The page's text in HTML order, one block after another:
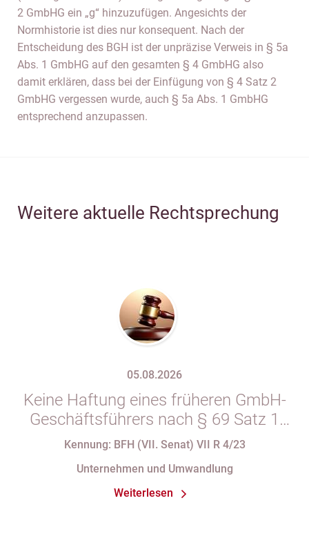
2 GmbHG ein „g“ hinzuzufügen. Angesichts der
Normhistorie ist dies nur konsequent. Nach der
Entscheidung des BGH ist der unpräzise Verweis in § 5a
Abs. 1 GmbHG auf den gesamten § 4 GmbHG also
damit erklären, dass bei der Einfügung von § 4 Satz 2
GmbHG vergessen wurde, auch § 5a Abs. 1 GmbHG
entsprechend anzupassen.
Weitere aktuelle Rechtsprechung
05.08.2026
Keine Haftung eines früheren GmbH-
Geschäftsführers nach § 69 Satz 1
i.V.m. § 34 Abs. 1 AO nach Verlust
Eintragung im Handelsregister
Kennung: BFH (VII. Senat) VII R 4/23
Unternehmen und Umwandlung
Weiterlesen